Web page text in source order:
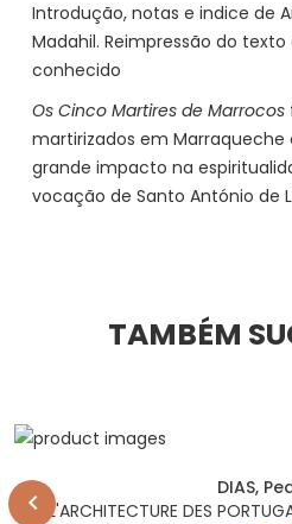
Introdução, notas e indice de
Madahil. Reimpressão do
conhecido
Os Cinco Martires de Marrocos
martirizados em Marraqueche
grande impacto na
vocação de Santo António de
TAMBÉM
DIAS,
L'ARCHITECTURE DES